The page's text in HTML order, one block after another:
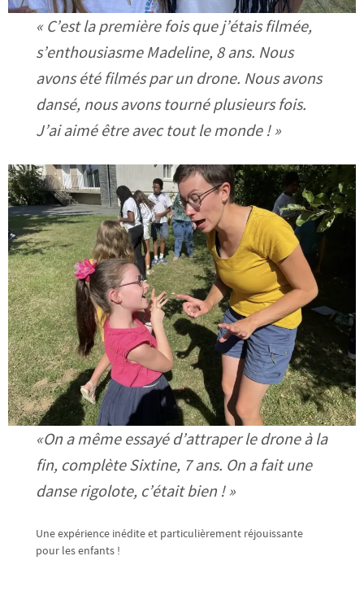
« C’est la première fois que j’étais filmée,
s’enthousiasme Madeline, 8 ans. Nous
avons été filmés par un drone. Nous avons
dansé, nous avons tourné plusieurs fois.
J’ai aimé être avec tout le monde ! »
«On a même essayé d’attraper le drone à la
fin, complète Sixtine, 7 ans. On a fait une
danse rigolote, c’était bien ! »
Une expérience inédite et particulièrement réjouissante
pour les enfants !